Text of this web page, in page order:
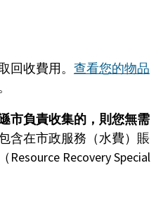
回收費用。 查看您的物品
市負責收集的，則您無需
含在市政服務（水費）賬
Recovery Special